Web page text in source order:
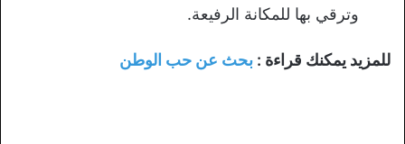
وترقي بها للمكانة الرفيعة.
للمزيد يمكنك قراءة : بحث عن حب الوطن